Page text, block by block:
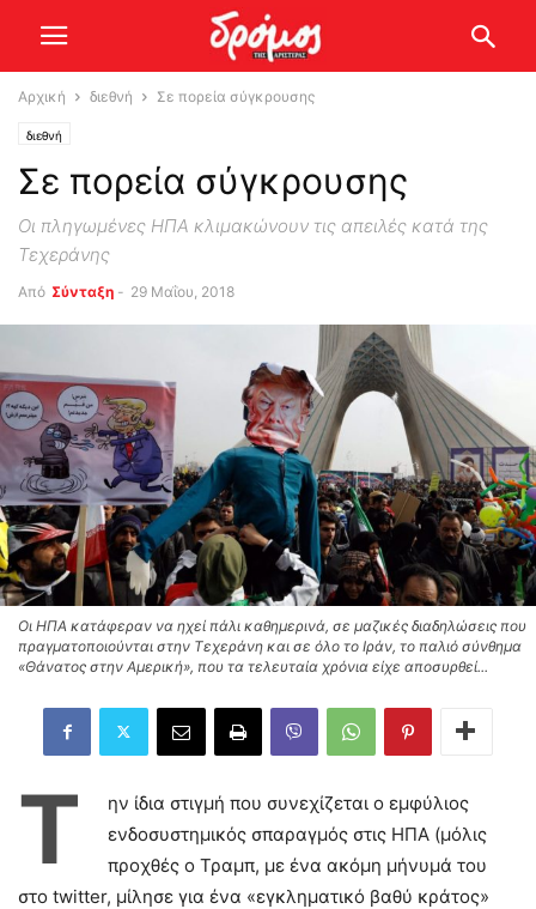
Αρχική διεθνή Σε πορεία σύγκρουσης
διεθνή
Σε πορεία σύγκρουσης
Οι πληγωμένες ΗΠΑ κλιμακώνουν τις απειλές κατά της
Τεχεράνης
Από Σύνταξη - 29 Μαΐου, 2018
Οι ΗΠΑ κατάφεραν να ηχεί πάλι καθημερινά, σε μαζικές διαδηλώσεις που
πραγματοποιούνται στην Τεχεράνη και σε όλο το Ιράν, το παλιό σύνθημα
«Θάνατος στην Αμερική», που τα τελευταία χρόνια είχε αποσυρθεί...
Τ
ην ίδια στιγμή που συνεχίζεται ο εμφύλιος
ενδοσυστημικός σπαραγμός στις ΗΠΑ (μόλις
προχθές ο Τραμπ, με ένα ακόμη μήνυμά του
στο twitter, μίλησε για ένα «εγκληματικό βαθύ κράτος»